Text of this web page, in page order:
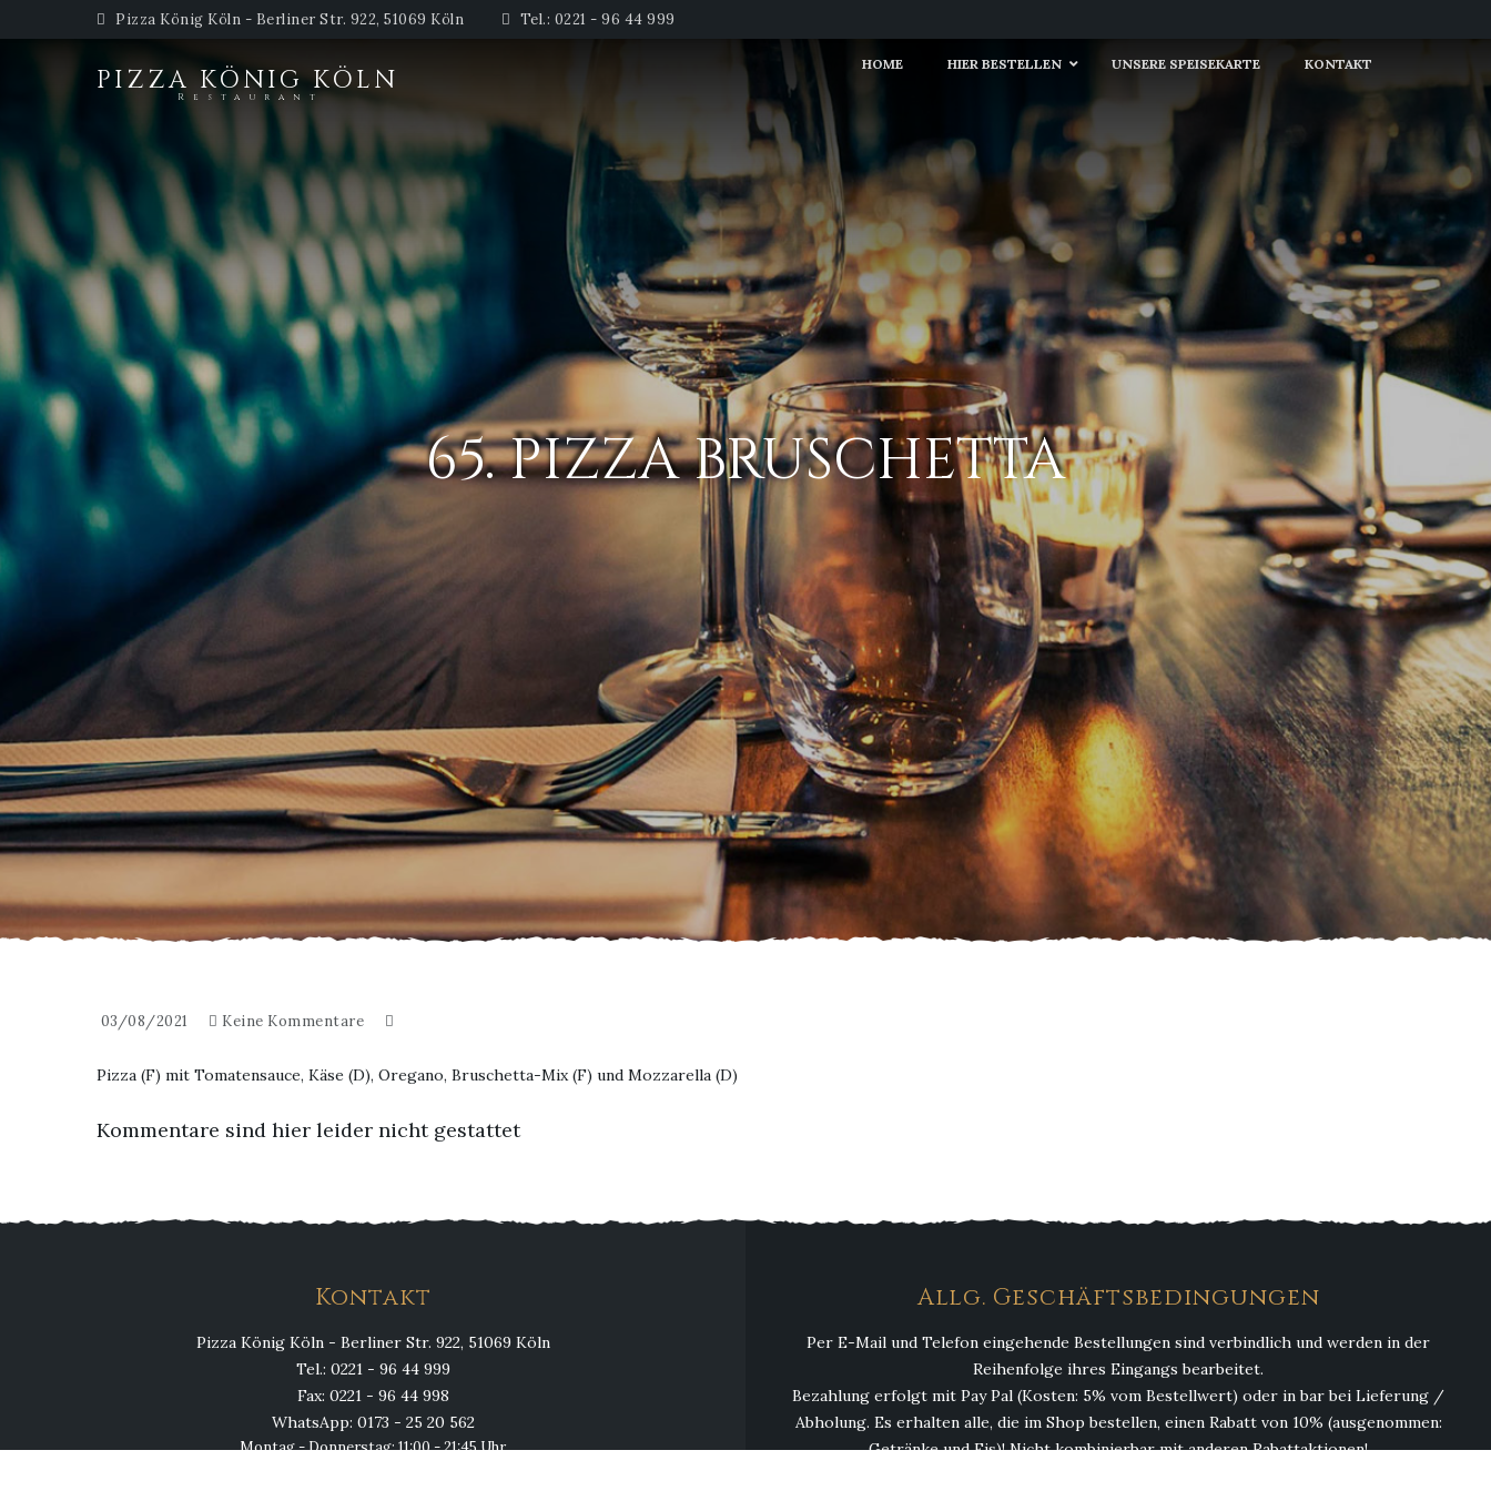
Pizza König Köln - Berliner Str. 922, 51069 Köln Tel.: 0221 - 96 44 999
PIZZA KÖNIG KÖLN
Restaurant
HOME HIER BESTELLEN UNSERE SPEISEKARTE KONTAKT
65. PIZZA BRUSCHETTA
03/08/2021 Keine Kommentare
Pizza (F) mit Tomatensauce, Käse (D), Oregano, Bruschetta-Mix (F) und Mozzarella (D)
Kommentare sind hier leider nicht gestattet
Kontakt
Pizza König Köln - Berliner Str. 922, 51069 Köln
Tel.: 0221 - 96 44 999
Fax: 0221 - 96 44 998
WhatsApp: 0173 - 25 20 562
Montag - Donnerstag: 11:00 - 21:45 Uhr
Allg. Geschäftsbedingungen
Per E-Mail und Telefon eingehende Bestellungen sind verbindlich und werden in der
Reihenfolge ihres Eingangs bearbeitet.
Bezahlung erfolgt mit Pay Pal (Kosten: 5% vom Bestellwert) oder in bar bei Lieferung /
Abholung. Es erhalten alle, die im Shop bestellen, einen Rabatt von 10% (ausgenommen:
Getränke und Eis)! Nicht kombinierbar mit anderen Rabattaktionen!